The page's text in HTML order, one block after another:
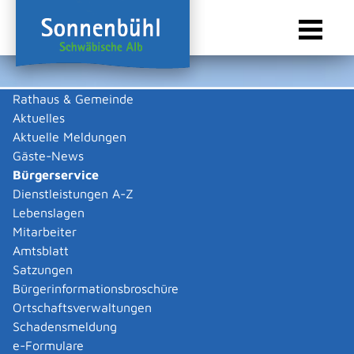
Rathaus & Gemeinde
Aktuelles
Aktuelle Meldungen
Gäste-News
Bürgerservice
Dienstleistungen A-Z
Lebenslagen
Mitarbeiter
Amtsblatt
Satzungen
Bürgerinformationsbroschüre
Ortschaftsverwaltungen
Schadensmeldung
e-Formulare
Sie sind hier:
Bürgerservice
Behördenwegweiser
Externe Organisationseinheit
Notarkammer Baden-
Württemberg
Körperschaft des öffentlichen Rechts